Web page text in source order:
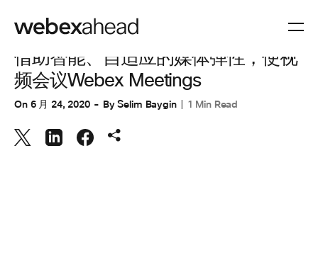
协作
借助智能、自适应的媒体弹性，使视
频会议Webex Meetings
On 6 月 24, 2020 BySelim Baygin 1 Min Read